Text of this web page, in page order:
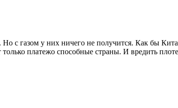
с газом у них ничего не получится. Как бы
платежо способные страны. И вредить